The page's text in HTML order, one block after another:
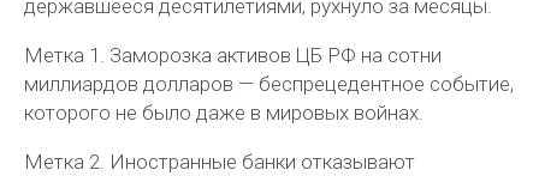
державшееся десятилетиями, рухнуло за месяцы.
Метка 1. Заморозка активов ЦБ РФ на сотни
миллиардов долларов — беспрецедентное событие,
которого не было даже в мировых войнах.
Метка 2. Иностранные банки отказывают